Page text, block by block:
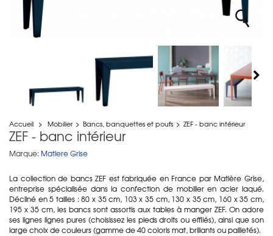
Accueil > Mobilier > Bancs, banquettes et poufs > ZEF - banc intérieur
ZEF - banc intérieur
Marque: Matiere Grise
La collection de bancs ZEF est fabriquée en France par Matière Grise,
entreprise spécialisée dans la confection de mobilier en acier laqué.
Décliné en 5 tailles : 80 x 35 cm, 103 x 35 cm, 130 x 35 cm, 160 x 35 cm,
195 x 35 cm, les bancs sont assortis aux tables à manger ZEF. On adore
ses lignes lignes pures (choisissez les pieds droits ou effilés), ainsi que son
large choix de couleurs (gamme de 40 coloris mat, brillants ou pailletés).